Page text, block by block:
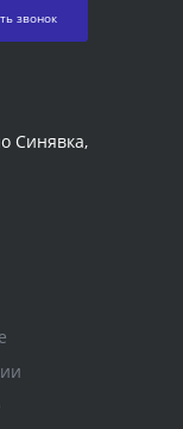
звонок
Синявка,